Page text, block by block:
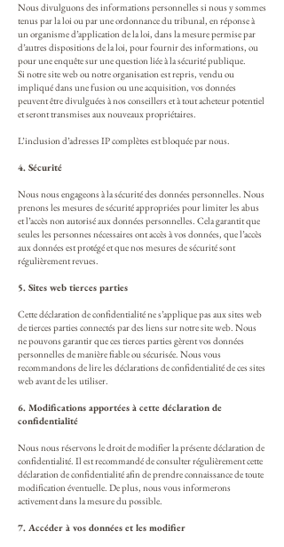
Nous divulguons des informations personnelles si nous y sommes
tenus par la loi ou par une ordonnance du tribunal, en réponse à
un organisme d’application de la loi, dans la mesure permise par
d’autres dispositions de la loi, pour fournir des informations, ou
pour une enquête sur une question liée à la sécurité publique.
Si notre site web ou notre organisation est repris, vendu ou
impliqué dans une fusion ou une acquisition, vos données
peuvent être divulguées à nos conseillers et à tout acheteur potentiel
et seront transmises aux nouveaux propriétaires.
L’inclusion d’adresses IP complètes est bloquée par nous.
4. Sécurité
Nous nous engageons à la sécurité des données personnelles. Nous
prenons les mesures de sécurité appropriées pour limiter les abus
et l’accès non autorisé aux données personnelles. Cela garantit que
seules les personnes nécessaires ont accès à vos données, que l’accès
aux données est protégé et que nos mesures de sécurité sont
régulièrement revues.
5. Sites web tierces parties
Cette déclaration de confidentialité ne s’applique pas aux sites web
de tierces parties connectés par des liens sur notre site web. Nous
ne pouvons garantir que ces tierces parties gèrent vos données
personnelles de manière fiable ou sécurisée. Nous vous
recommandons de lire les déclarations de confidentialité de ces sites
web avant de les utiliser.
6. Modifications apportées à cette déclaration de
confidentialité
Nous nous réservons le droit de modifier la présente déclaration de
confidentialité. Il est recommandé de consulter régulièrement cette
déclaration de confidentialité afin de prendre connaissance de toute
modification éventuelle. De plus, nous vous informerons
activement dans la mesure du possible.
7. Accéder à vos données et les modifier